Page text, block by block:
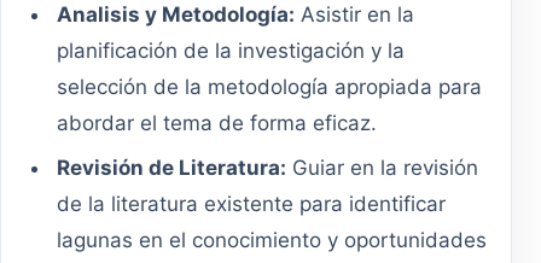
Analisis y Metodología: Asistir en la
planificación de la investigación y la
selección de la metodología apropiada para
abordar el tema de forma eficaz.
Revisión de Literatura: Guiar en la revisión
de la literatura existente para identificar
lagunas en el conocimiento y oportunidades